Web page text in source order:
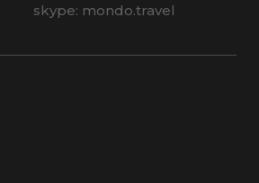
skype: mondo.travel